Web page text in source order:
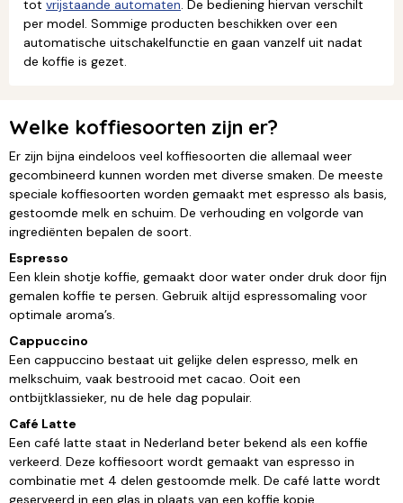
tot vrijstaande automaten. De bediening hiervan verschilt
per model. Sommige producten beschikken over een
automatische uitschakelfunctie en gaan vanzelf uit nadat
de koffie is gezet.
Welke koffiesoorten zijn er?
Er zijn bijna eindeloos veel koffiesoorten die allemaal weer
gecombineerd kunnen worden met diverse smaken. De meeste
speciale koffiesoorten worden gemaakt met espresso als basis,
gestoomde melk en schuim. De verhouding en volgorde van
ingrediënten bepalen de soort.
Espresso
Een klein shotje koffie, gemaakt door water onder druk door fijn
gemalen koffie te persen. Gebruik altijd espressomaling voor
optimale aroma’s.
Cappuccino
Een cappuccino bestaat uit gelijke delen espresso, melk en
melkschuim, vaak bestrooid met cacao. Ooit een
ontbijtklassieker, nu de hele dag populair.
Café Latte
Een café latte staat in Nederland beter bekend als een koffie
verkeerd. Deze koffiesoort wordt gemaakt van espresso in
combinatie met 4 delen gestoomde melk. De café latte wordt
geserveerd in een glas in plaats van een koffie kopje.